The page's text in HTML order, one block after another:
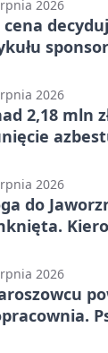
2026
cena
2026
2,18 mln
2026
do
2026